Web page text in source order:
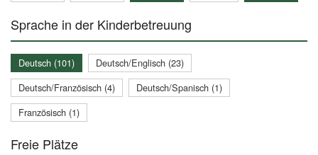
Sprache in der Kinderbetreuung
Deutsch (101)
Deutsch/Englisch (23)
Deutsch/Französisch (4)
Deutsch/Spanisch (1)
Französisch (1)
Freie Plätze